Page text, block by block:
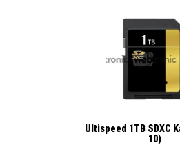
Ultispeed 1TB SDXC
10)